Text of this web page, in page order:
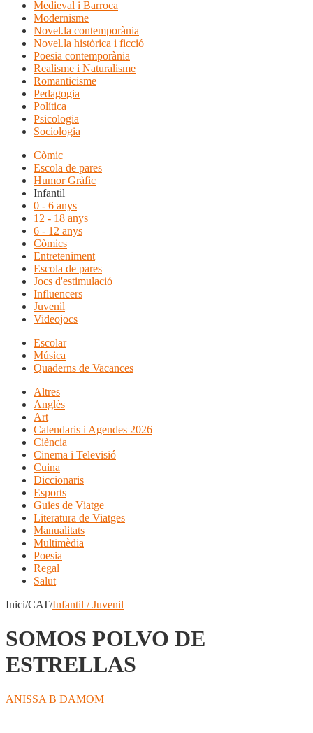
Medieval i Barroca
Modernisme
Novel.la contemporània
Novel.la històrica i ficció
Poesia contemporània
Realisme i Naturalisme
Romanticisme
Pedagogia
Política
Psicologia
Sociologia
Còmic
Escola de pares
Humor Gràfic
Infantil
0 - 6 anys
12 - 18 anys
6 - 12 anys
Còmics
Entreteniment
Escola de pares
Jocs d'estimulació
Influencers
Juvenil
Videojocs
Escolar
Música
Quaderns de Vacances
Altres
Anglès
Art
Calendaris i Agendes 2026
Ciència
Cinema i Televisió
Cuina
Diccionaris
Esports
Guies de Viatge
Literatura de Viatges
Manualitats
Multimèdia
Poesia
Regal
Salut
Inici/CAT/Infantil / Juvenil
SOMOS POLVO DE
ESTRELLAS
ANISSA B DAMOM